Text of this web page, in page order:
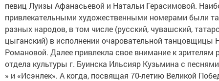
певиц Луизы Афанасьевой и Натальи Герасимовой.
привлекательными художественными номерами были
разных народов, в том числе (русский, чувашский,
цыганский) в исполнении очаровательной танцовщицы
Романовой. Далее привлекла свое внимание к зрителям
отдела культуры г. Буинска Ильсияр Кузьмина с песнями
» и «Исэнлек». А когда, посвящая 70-летию Великой